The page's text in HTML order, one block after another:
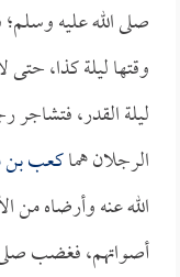
صلى الله عليه وسلم؛
وقتها ليلة كذا،
ليلة القدر،
الرجلان هماكعب بن
الله عنه وأرضاه من
أصواتهم، فغضب صلى